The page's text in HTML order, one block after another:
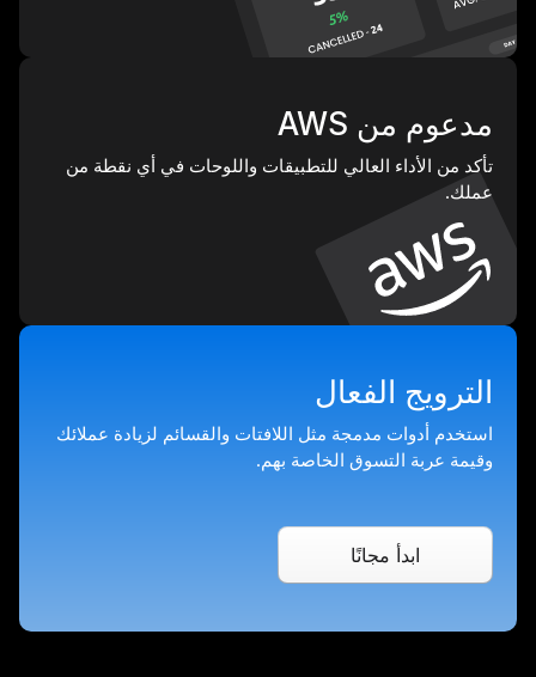
مدعوم من AWS
تأكد من الأداء العالي للتطبيقات واللوحات في أي نقطة من
عملك.
الترويج الفعال
استخدم أدوات مدمجة مثل اللافتات والقسائم لزيادة عملائك
وقيمة عربة التسوق الخاصة بهم.
ابدأ مجانًا